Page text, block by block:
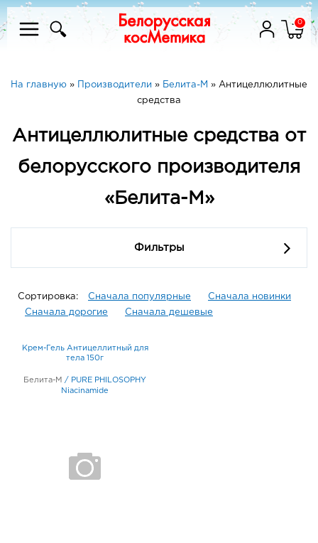
0
На главную » Производители » Белита-М » Антицеллюлитные
средства
Антицеллюлитные средства от
белорусского производителя
«Белита-М»
Фильтры
Сортировка: Сначала популярные
Сначала новинки
Сначала дорогие
Сначала дешевые
Крем-Гель Антицеллитный для
тела 150г
Белита-М / PURE PHILOSOPHY
Niacinamide